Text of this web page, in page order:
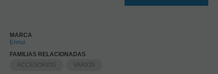
MARCA
Ennui
FAMILIAS RELACIONADAS
ACCESORIOS
VARIOS